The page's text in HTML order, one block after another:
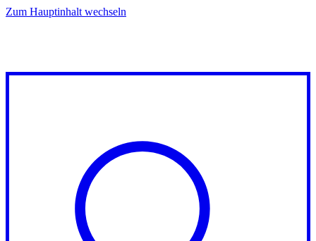
Zum Hauptinhalt wechseln